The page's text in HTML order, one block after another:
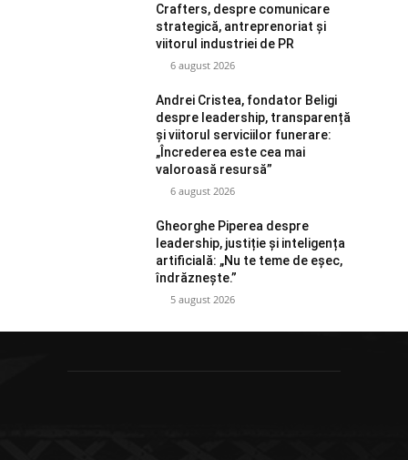
Crafters, despre comunicare
strategică, antreprenoriat și
viitorul industriei de PR
6 august 2026
Andrei Cristea, fondator Beligi
despre leadership, transparență
și viitorul serviciilor funerare:
„Încrederea este cea mai
valoroasă resursă”
6 august 2026
Gheorghe Piperea despre
leadership, justiție și inteligența
artificială: „Nu te teme de eșec,
îndrăznește.”
5 august 2026